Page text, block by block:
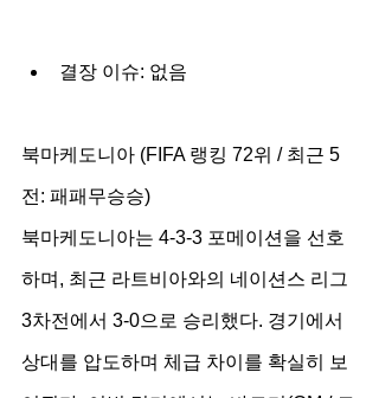
결장 이슈: 없음
북마케도니아 (FIFA 랭킹 72위 / 최근 5
전: 패패무승승)
북마케도니아는 4-3-3 포메이션을 선호
하며, 최근 라트비아와의 네이션스 리그
3차전에서 3-0으로 승리했다. 경기에서
상대를 압도하며 체급 차이를 확실히 보